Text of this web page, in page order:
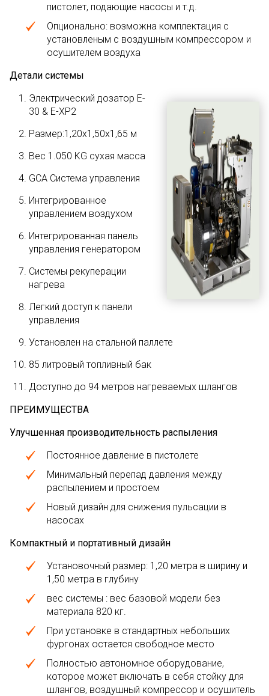
пистолет, подающие насосы и т.д.
Опционально: возможна комплектация с
установленым с воздушным компрессором и
осушителем воздуха
Детали системы
Электрический дозатор E-
30 & E-XP2
Размер:1,20x1,50x1,65 м
Вес 1.050 KG сухая масса
GCA Система управления
Интегрированное
управлением воздухом
Интегрированная панель
управления генератором
Системы рекуперации
нагрева
Легкий доступ к панели
управления
Установлен на стальной паллете
85 литровый топливный бак
Доступно до 94 метров нагреваемых шлангов
ПРЕИМУЩЕСТВА
Улучшенная производительность распыления
Постоянное давление в пистолете
Минимальный перепад давления между
распылением и простоем
Новый дизайн для снижения пульсации в
насосах
Компактный и портативный дизайн
Установочный размер: 1,20 метра в ширину и
1,50 метра в глубину
вес системы : вес базовой модели без
материала 820 кг.
При установке в стандартных небольших
фургонах остается свободное место
Полностью автономное оборудование,
которое может включать в себя стойку для
шлангов, воздушный компрессор и осушитель